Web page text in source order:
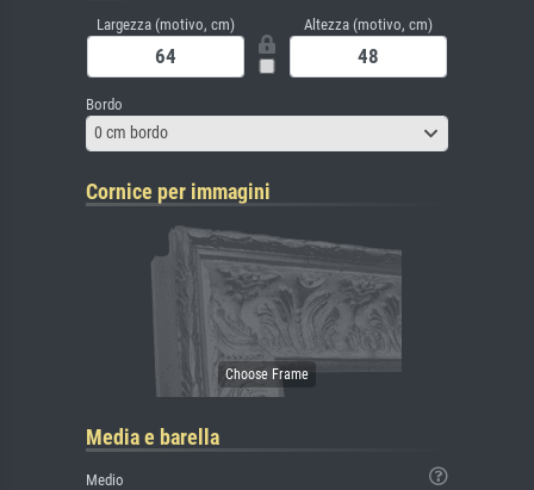
Largezza (motivo, cm) Altezza (motivo, cm)
Bordo
0 cm bordo
Cornice per immagini
Media e barella
Medio